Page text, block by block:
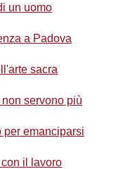
un uomo
a Padova
sacra
servono più
per emanciparsi
il lavoro